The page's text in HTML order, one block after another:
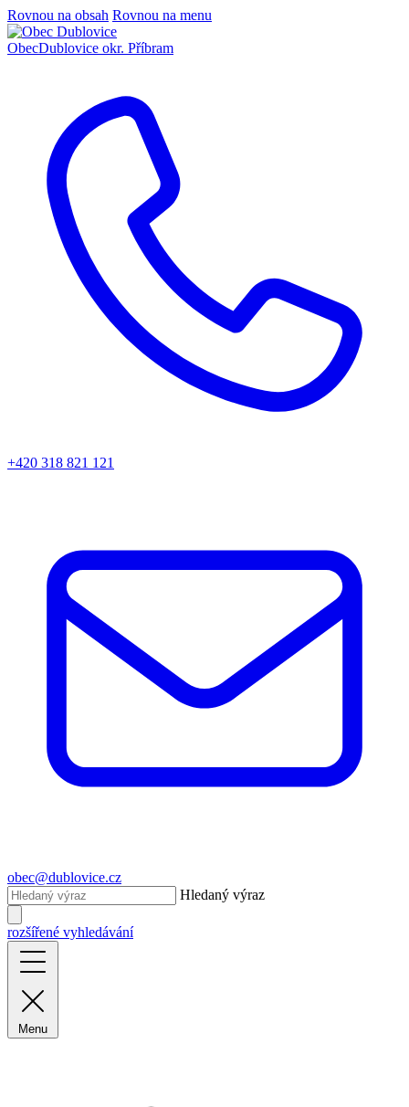
Rovnou na obsah Rovnou na menu
ObecDublovice okr. Příbram
+420 318 821 121
obec@dublovice.cz
Hledaný výraz
rozšířené vyhledávání
Menu